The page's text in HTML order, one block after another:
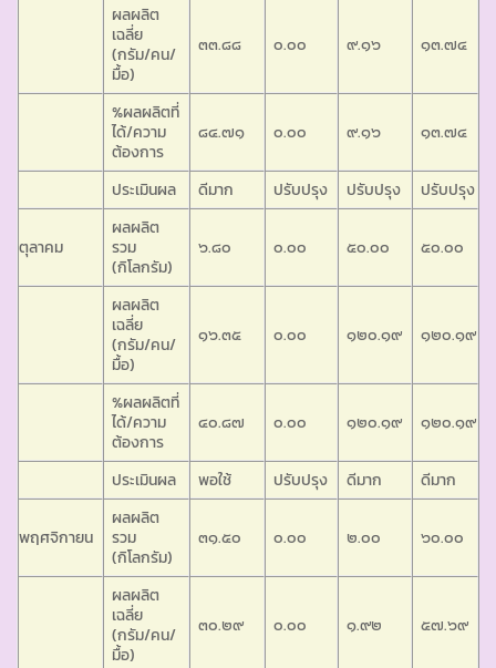
ผลผลิต
เฉลี่ย
(กรัม/คน/
มื้อ)
๓๓.๘๘ ๐.๐๐ ๙.๑๖ ๑๓.๗๔
%ผลผลิตที่
ได้/ความ
ต้องการ
๘๔.๗๑ ๐.๐๐ ๙.๑๖ ๑๓.๗๔
ประเมินผล ดีมาก ปรับปรุง ปรับปรุง ปรับปรุง
ตุลาคม
ผลผลิต
รวม
(กิโลกรัม)
๖.๘๐ ๐.๐๐ ๕๐.๐๐ ๕๐.๐๐
ผลผลิต
เฉลี่ย
(กรัม/คน/
มื้อ)
๑๖.๓๕ ๐.๐๐ ๑๒๐.๑๙ ๑๒๐.๑๙
%ผลผลิตที่
ได้/ความ
ต้องการ
๔๐.๘๗ ๐.๐๐ ๑๒๐.๑๙ ๑๒๐.๑๙
ประเมินผล พอใช้ ปรับปรุง ดีมาก ดีมาก
พฤศจิกายน
ผลผลิต
รวม
(กิโลกรัม)
๓๑.๕๐ ๐.๐๐ ๒.๐๐ ๖๐.๐๐
ผลผลิต
เฉลี่ย
(กรัม/คน/
มื้อ)
๓๐.๒๙ ๐.๐๐ ๑.๙๒ ๕๗.๖๙